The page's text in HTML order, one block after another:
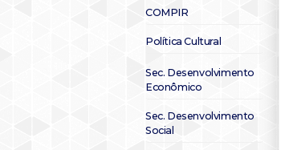
COMPIR
Política Cultural
Sec. Desenvolvimento
Econômico
Sec. Desenvolvimento
Social